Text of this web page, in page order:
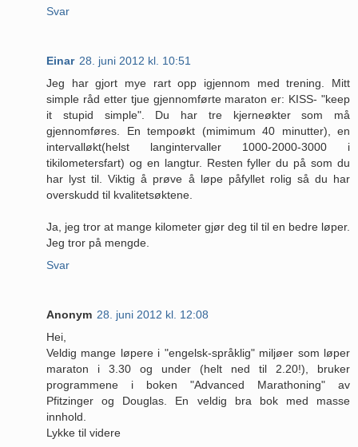
Svar
Einar 28. juni 2012 kl. 10:51
Jeg har gjort mye rart opp igjennom med trening. Mitt
simple råd etter tjue gjennomførte maraton er: KISS- "keep
it stupid simple". Du har tre kjerneøkter som må
gjennomføres. En tempoøkt (mimimum 40 minutter), en
intervalløkt(helst langintervaller 1000-2000-3000 i
tikilometersfart) og en langtur. Resten fyller du på som du
har lyst til. Viktig å prøve å løpe påfyllet rolig så du har
overskudd til kvalitetsøktene.
Ja, jeg tror at mange kilometer gjør deg til til en bedre løper.
Jeg tror på mengde.
Svar
Anonym 28. juni 2012 kl. 12:08
Hei,
Veldig mange løpere i "engelsk-språklig" miljøer som løper
maraton i 3.30 og under (helt ned til 2.20!), bruker
programmene i boken "Advanced Marathoning" av
Pfitzinger og Douglas. En veldig bra bok med masse
innhold.
Lykke til videre